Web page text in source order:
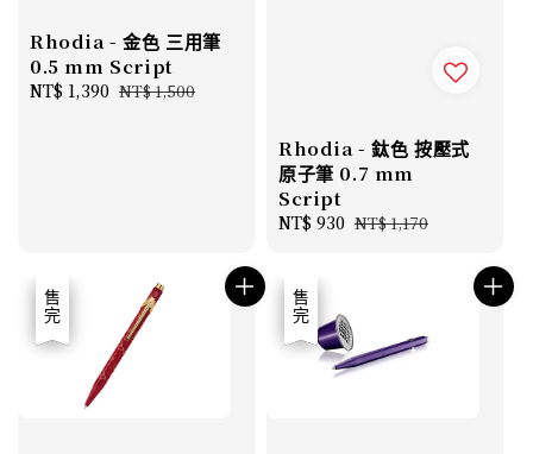
Rhodia - 金色 三用筆
0.5 mm Script
Sale
NT$ 1,390 Regular
NT$ 1,500
Rhodia - 鈦色 按壓式
原子筆 0.7 mm
Script
Sale
NT$ 930 Regular
NT$ 1,170
優惠
售完 優惠
售完